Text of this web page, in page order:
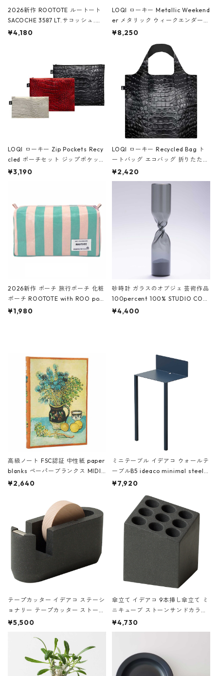
2026新作 ROOTOTE ルートート
SACOCHE 3587 LT.サコッシュ.ル
ミエ-B ショルダーバッグ グロスピ
¥4,180
LOQI ローキー Metallic Weekend
er メタリック ウィークエンダー
ボストンバッグ ショルダーバッグ
Black ジャン=ミッシェル・バスキ
ア/クラウン ブラック
¥8,250
LOQI ローキー Zip Pockets Recy
cled ポーチセット ジップポケット
ファスナーポーチ 撥水加工 トラベ
ーガンディー、オフホワイト
¥3,190
LOQI ローキー Recycled Bag ト
ートバッグ エコバッグ 折りたたみ
大きめ 撥水加工 収納ポーチ CRO
CODILE/Black クロコダイル/ブラ
¥2,420
2026新作 ポーチ 旅行ポーチ 化粧
ポーチ ROOTOTE with ROO pou
ch 3532 ルートート WR.ポーチ.ラ
¥1,980
砂時計 ガラスのオブジェ 芸術作品
100percent 100% STUDIO COH
AKU Timeless 100パーセント ス
¥4,400
高級ノート FSC認証 中性紙 paper
blanks ペーパーブランクス MIDI
ハードカバー 罫線 ヴァン・ゴッホ
¥2,640
ミニテーブル イデアコ ウォールテ
ーブルB5 ideaco minimal steel f
urniture WALL Table B5 ネイビー
¥7,920
テープカッター イデアコ ステーシ
ョナリー テープカッター ストーン
サンドカラー 石調 ideaco Station
¥5,500
傘立て イデアコ 9本挿し傘立て ミ
ニキューブ ストーンサンドカラー
石調 ideaco Umbrella Stand CUB
E ストーンサンドブラック
¥4,730